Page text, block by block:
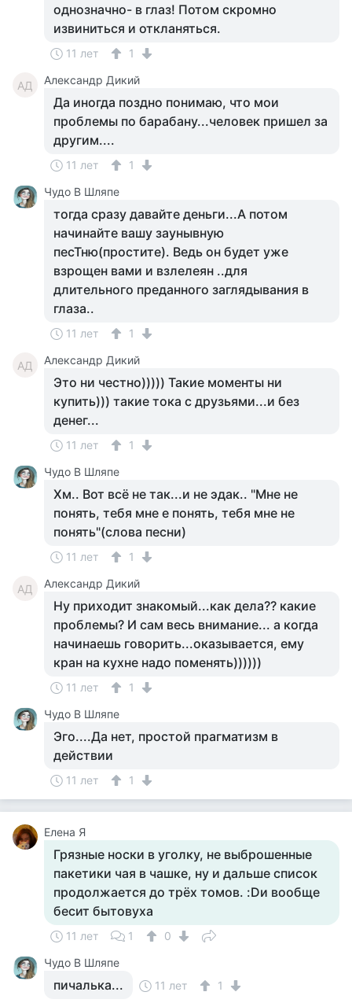
однозначно- в глаз! Потом скромно
извиниться и откланяться.
11 лет 1
АД Александр Дикий
Да иногда поздно понимаю, что мои
проблемы по барабану...человек пришел за
другим....
11 лет
1
Чудо В Шляпе
тогда сразу давайте деньги...А потом
начинайте вашу заунывную
песТню(простите). Ведь он будет уже
взрощен вами и взлелеян ..для
длительного преданного заглядывания в
глаза..
11 лет 1
АД Александр Дикий
Это ни честно))))) Такие моменты ни
купить))) такие тока с друзьями...и без
денег...
11 лет
1
Чудо В Шляпе
Хм.. Вот всё не так...и не эдак.. "Мне не
понять, тебя мне е понять, тебя мне не
понять"(слова песни)
11 лет 1
АД Александр Дикий
Ну приходит знакомый...как дела?? какие
проблемы? И сам весь внимание... а когда
начинаешь говорить...оказывается, ему
кран на кухне надо поменять))))))
11 лет
1
Чудо В Шляпе
Эго....Да нет, простой прагматизм в
действии
11 лет 1
Елена Я
Грязные носки в уголку, не выброшенные
пакетики чая в чашке, ну и дальше список
продолжается до трёх томов. :Dи вообще
бесит бытовуха
11 лет 1
0
Чудо В Шляпе
пичалька... 11 лет 1